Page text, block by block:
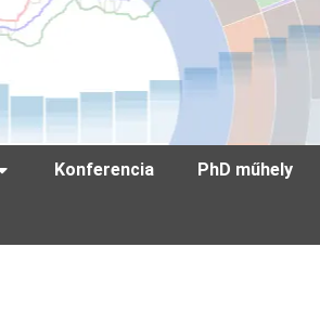
Konferencia PhD műhely